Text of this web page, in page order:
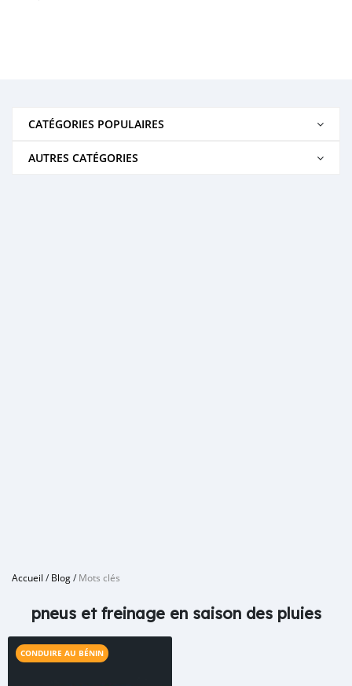
CATÉGORIES POPULAIRES
AUTRES CATÉGORIES
Accueil /Blog/Mots clés
pneus et freinage en saison des pluies
CONDUIRE AU BÉNIN